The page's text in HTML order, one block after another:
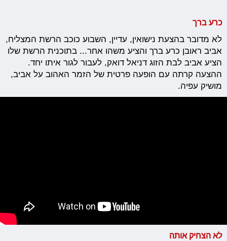
כרע ברך
לא מדובר בהצעת נישואין, עדיין, השבוע כוכב הרשת המצליח,
אביב ראובן כרע ברך והציע משהו אחר... בתוכנית הרשת שלו
הציע אביב לבת הזוג דניאל דואק, לעבור לגור איתו יחד.
ההצעה קרתה עם הופעה פרטית של הזמר האהוב על אביב,
מושיק עפיה.
לא הצחיק אותה